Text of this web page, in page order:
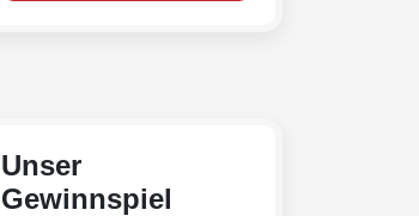
Unser
Gewinnspiel